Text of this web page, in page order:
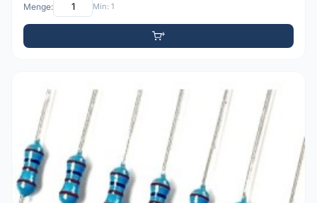
Menge: Min: 1